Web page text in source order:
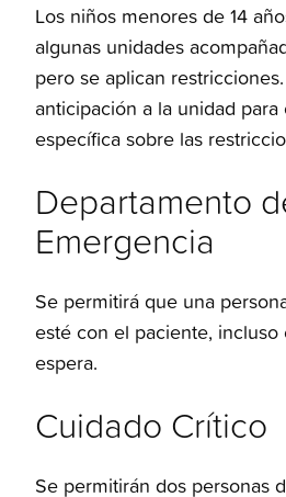
Los niños menores de 14
algunas unidades
pero se aplican
anticipación a la unidad
específica sobre las
Departamento
Emergencia
Se permitirá que una
esté con el paciente, incluso
espera.
Cuidado Crítico
Se permitirán dos personas